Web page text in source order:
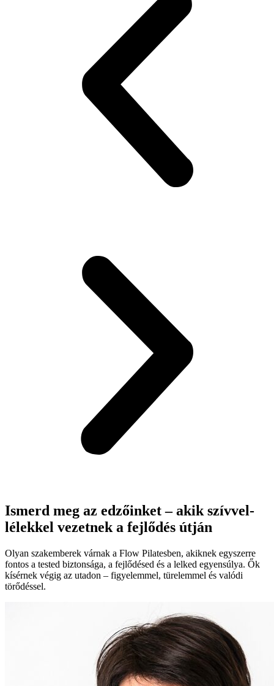
Ismerd meg az edzőinket – akik szívvel-
lélekkel vezetnek a fejlődés útján
Olyan szakemberek várnak a Flow Pilatesben, akiknek egyszerre
fontos a tested biztonsága, a fejlődésed és a lelked egyensúlya. Ők
kísérnek végig az utadon – figyelemmel, türelemmel és valódi
törődéssel.